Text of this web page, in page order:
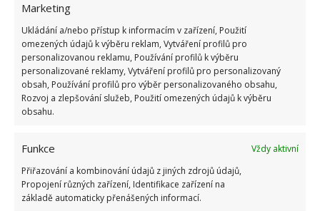
Marketing
Ukládání a/nebo přístup k informacím v zařízení, Použití
omezených údajů k výběru reklam, Vytváření profilů pro
personalizovanou reklamu, Používání profilů k výběru
personalizované reklamy, Vytváření profilů pro personalizovaný
obsah, Používání profilů pro výběr personalizovaného obsahu,
Rozvoj a zlepšování služeb, Použití omezených údajů k výběru
obsahu.
Funkce
Vždy aktivní
Přiřazování a kombinování údajů z jiných zdrojů údajů,
Propojení různých zařízení, Identifikace zařízení na
základě automaticky přenášených informací.
socialismu: Tehdejší řidiči musí získat 10 z 10
bodů
6.5.2026
ŽHAVÉ NOVINKY
Tyto rostliny odpuzují klíšťata. Ujistěte se, že je
máte na zahrádce